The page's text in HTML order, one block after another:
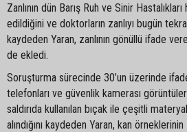
Zanlının dün Barış Ruh ve Sinir
edildiğini ve doktorların zanlıyı bugün
kaydeden Yaran, zanlının gönüllü ifade
de ekledi.
Soruşturma sürecinde 30’un üzerinde
telefonları ve güvenlik kamerası
saldırıda kullanılan bıçak ile çeşitli
alındığını kaydeden Yaran, kan